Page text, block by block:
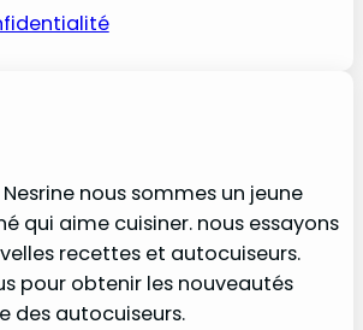
Nesrine nous sommes un jeune
qui aime cuisiner. nous essayons
recettes et autocuiseurs.
pour obtenir les nouveautés
des autocuiseurs.